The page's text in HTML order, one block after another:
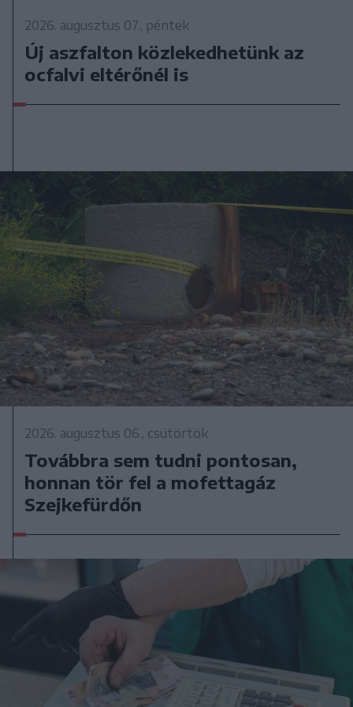
2026. augusztus 07., péntek
Új aszfalton közlekedhetünk az
ocfalvi eltérőnél is
2026. augusztus 06., csütörtök
Továbbra sem tudni pontosan,
honnan tör fel a mofettagáz
Szejkefürdőn